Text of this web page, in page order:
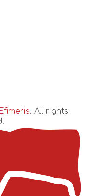
Efimeris. All rights